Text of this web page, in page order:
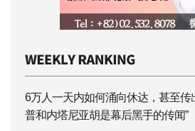
6万人一天内如何涌向休达，甚至传
普和内塔尼亚胡是幕后黑手的传闻”